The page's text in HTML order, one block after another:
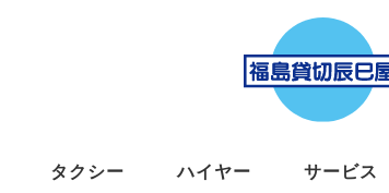
タクシー ハイヤー サービス